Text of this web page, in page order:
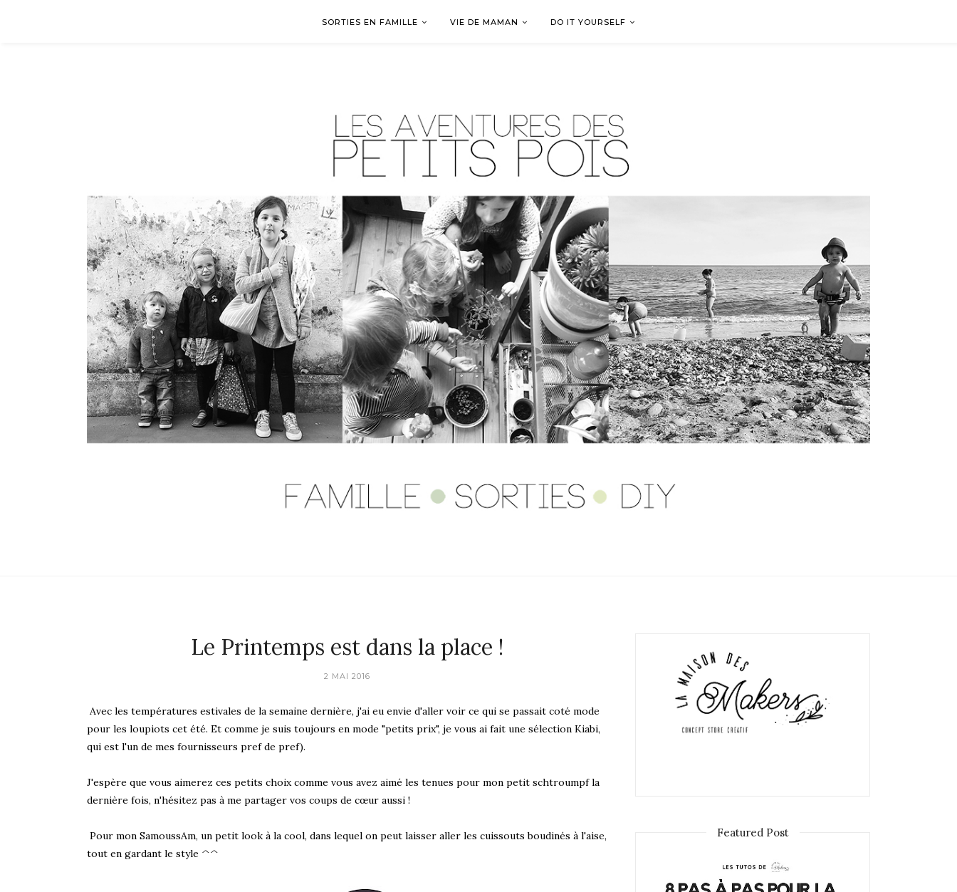
SORTIES EN FAMILLE VIE DE MAMAN DO IT YOURSELF
Le Printemps est dans la place !
2 MAI 2016
Avec les températures estivales de la semaine dernière, j'ai eu envie d'aller voir ce qui se passait coté mode
pour les loupiots cet été. Et comme je suis toujours en mode "petits prix", je vous ai fait une sélection Kiabi,
qui est l'un de mes fournisseurs pref de pref).
J'espère que vous aimerez ces petits choix comme vous avez aimé les tenues pour mon petit schtroumpf la
dernière fois, n'hésitez pas à me partager vos coups de cœur aussi !
Pour mon SamoussAm, un petit look à la cool, dans lequel on peut laisser aller les cuissouts boudinés à l'aise,
tout en gardant le style ^^
Featured Post